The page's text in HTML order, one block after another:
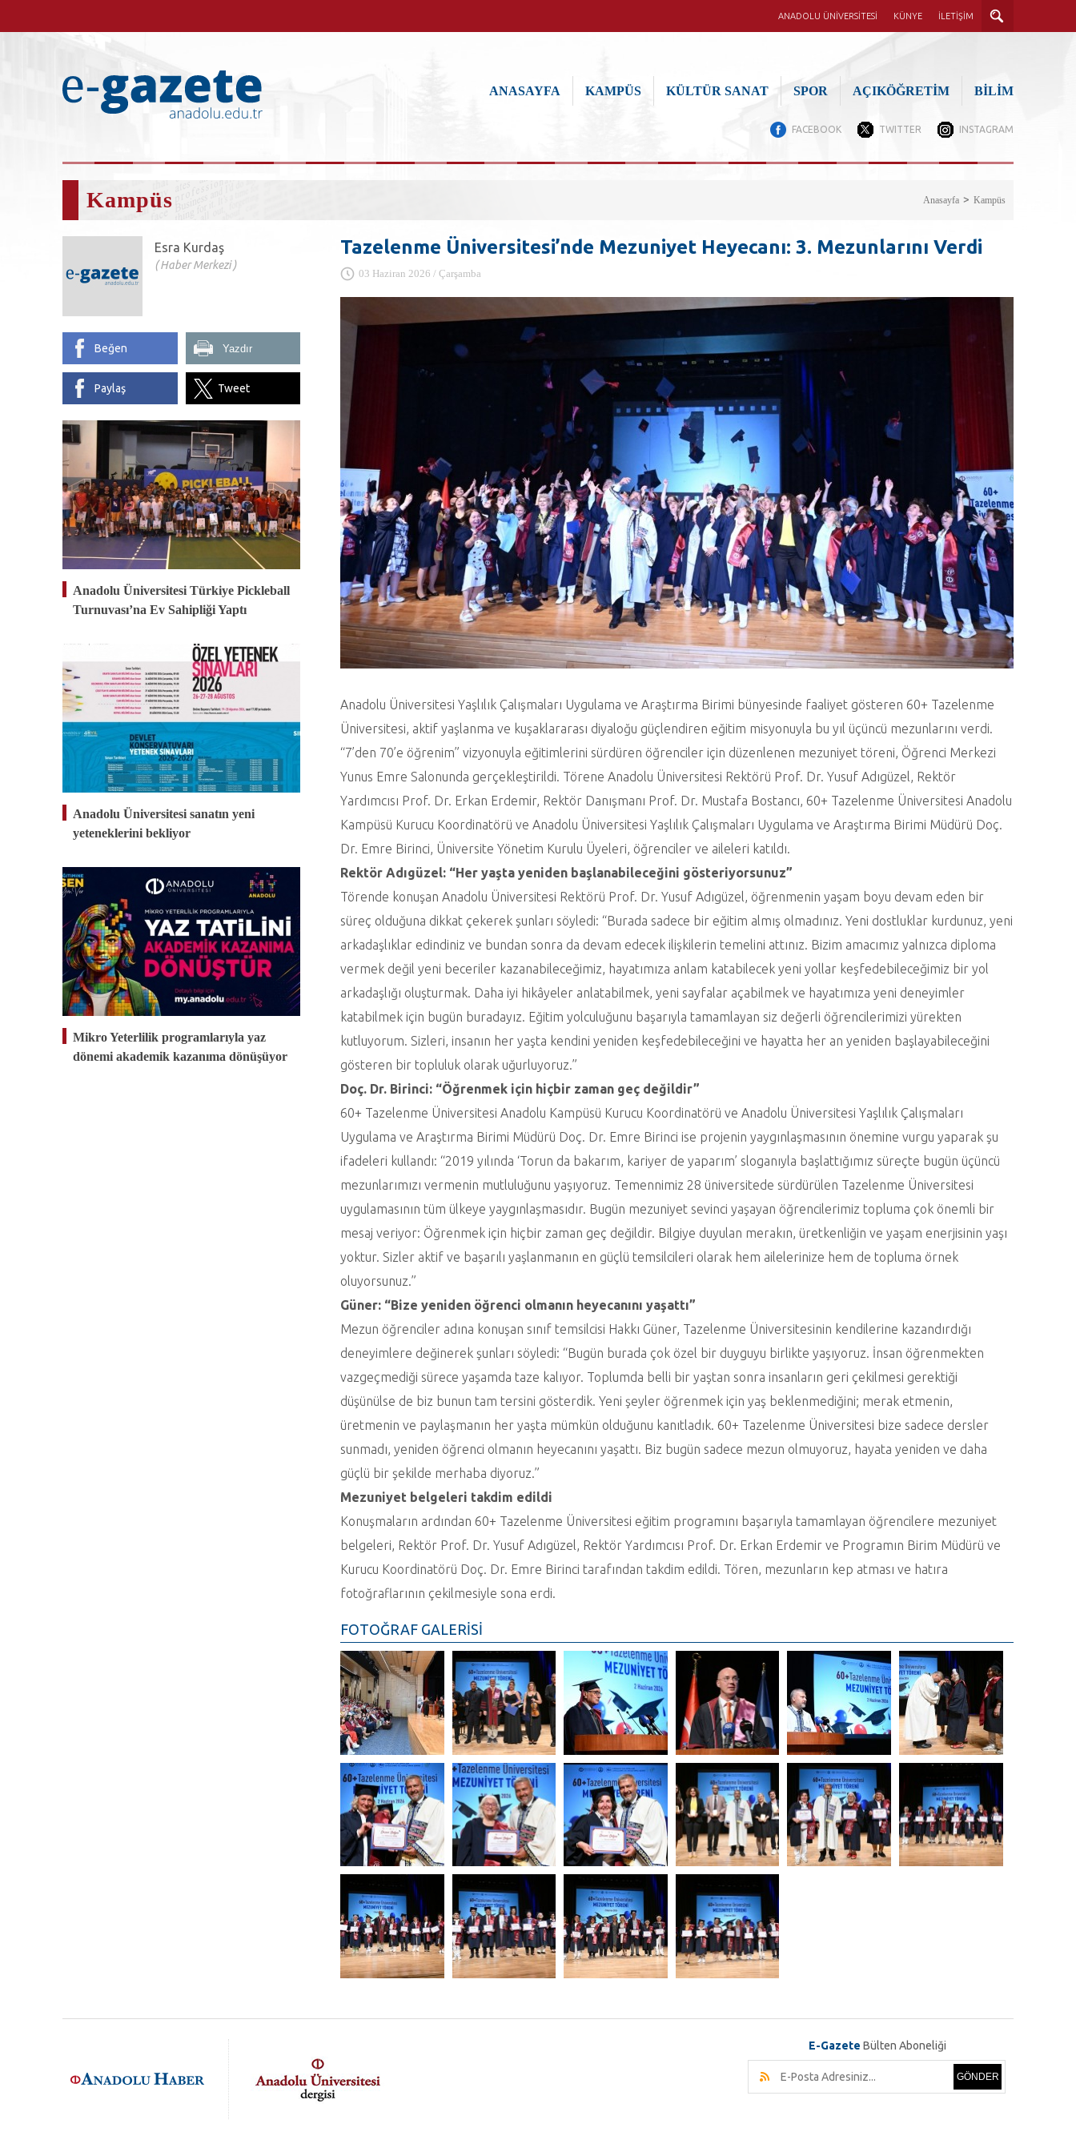
ANADOLU ÜNİVERSİTESİ KÜNYE İLETİŞİM
ANASAYFA KAMPÜS KÜLTÜR SANAT SPOR AÇIKÖĞRETİM BİLİM
FACEBOOK TWITTER INSTAGRAM
Kampüs Anasayfa Kampüs
Tazelenme Üniversitesi’nde Mezuniyet Heyecanı: 3. Mezunlarını Verdi
03 Haziran 2026 / Çarşamba
Anadolu Üniversitesi Yaşlılık Çalışmaları Uygulama ve Araştırma Birimi bünyesinde faaliyet gösteren 60+ Tazelenme
Üniversitesi, aktif yaşlanma ve kuşaklararası diyaloğu güçlendiren eğitim misyonuyla bu yıl üçüncü mezunlarını verdi.
“7’den 70’e öğrenim” vizyonuyla eğitimlerini sürdüren öğrenciler için düzenlenen mezuniyet töreni, Öğrenci Merkezi
Yunus Emre Salonunda gerçekleştirildi. Törene Anadolu Üniversitesi Rektörü Prof. Dr. Yusuf Adıgüzel, Rektör
Yardımcısı Prof. Dr. Erkan Erdemir, Rektör Danışmanı Prof. Dr. Mustafa Bostancı, 60+ Tazelenme Üniversitesi Anadolu
Kampüsü Kurucu Koordinatörü ve Anadolu Üniversitesi Yaşlılık Çalışmaları Uygulama ve Araştırma Birimi Müdürü Doç.
Dr. Emre Birinci, Üniversite Yönetim Kurulu Üyeleri, öğrenciler ve aileleri katıldı.
Rektör Adıgüzel: “Her yaşta yeniden başlanabileceğini gösteriyorsunuz”
Törende konuşan Anadolu Üniversitesi Rektörü Prof. Dr. Yusuf Adıgüzel, öğrenmenin yaşam boyu devam eden bir
süreç olduğuna dikkat çekerek şunları söyledi: “Burada sadece bir eğitim almış olmadınız. Yeni dostluklar kurdunuz, yeni
arkadaşlıklar edindiniz ve bundan sonra da devam edecek ilişkilerin temelini attınız. Bizim amacımız yalnızca diploma
vermek değil yeni beceriler kazanabileceğimiz, hayatımıza anlam katabilecek yeni yollar keşfedebileceğimiz bir yol
arkadaşlığı oluşturmak. Daha iyi hikâyeler anlatabilmek, yeni sayfalar açabilmek ve hayatımıza yeni deneyimler
katabilmek için bugün buradayız. Eğitim yolculuğunu başarıyla tamamlayan siz değerli öğrencilerimizi yürekten
kutluyorum. Sizleri, insanın her yaşta kendini yeniden keşfedebileceğini ve hayatta her an yeniden başlayabileceğini
gösteren bir topluluk olarak uğurluyoruz.”
Doç. Dr. Birinci: “Öğrenmek için hiçbir zaman geç değildir”
60+ Tazelenme Üniversitesi Anadolu Kampüsü Kurucu Koordinatörü ve Anadolu Üniversitesi Yaşlılık Çalışmaları
Uygulama ve Araştırma Birimi Müdürü Doç. Dr. Emre Birinci ise projenin yaygınlaşmasının önemine vurgu yaparak şu
ifadeleri kullandı: “2019 yılında ‘Torun da bakarım, kariyer de yaparım’ sloganıyla başlattığımız süreçte bugün üçüncü
mezunlarımızı vermenin mutluluğunu yaşıyoruz. Temennimiz 28 üniversitede sürdürülen Tazelenme Üniversitesi
uygulamasının tüm ülkeye yaygınlaşmasıdır. Bugün mezuniyet sevinci yaşayan öğrencilerimiz topluma çok önemli bir
mesaj veriyor: Öğrenmek için hiçbir zaman geç değildir. Bilgiye duyulan merakın, üretkenliğin ve yaşam enerjisinin yaşı
yoktur. Sizler aktif ve başarılı yaşlanmanın en güçlü temsilcileri olarak hem ailelerinize hem de topluma örnek
oluyorsunuz.”
Güner: “Bize yeniden öğrenci olmanın heyecanını yaşattı”
Mezun öğrenciler adına konuşan sınıf temsilcisi Hakkı Güner, Tazelenme Üniversitesinin kendilerine kazandırdığı
deneyimlere değinerek şunları söyledi: “Bugün burada çok özel bir duyguyu birlikte yaşıyoruz. İnsan öğrenmekten
vazgeçmediği sürece yaşamda taze kalıyor. Toplumda belli bir yaştan sonra insanların geri çekilmesi gerektiği
düşünülse de biz bunun tam tersini gösterdik. Yeni şeyler öğrenmek için yaş beklenmediğini; merak etmenin,
üretmenin ve paylaşmanın her yaşta mümkün olduğunu kanıtladık. 60+ Tazelenme Üniversitesi bize sadece dersler
sunmadı, yeniden öğrenci olmanın heyecanını yaşattı. Biz bugün sadece mezun olmuyoruz, hayata yeniden ve daha
güçlü bir şekilde merhaba diyoruz.”
Mezuniyet belgeleri takdim edildi
Konuşmaların ardından 60+ Tazelenme Üniversitesi eğitim programını başarıyla tamamlayan öğrencilere mezuniyet
belgeleri, Rektör Prof. Dr. Yusuf Adıgüzel, Rektör Yardımcısı Prof. Dr. Erkan Erdemir ve Programın Birim Müdürü ve
Kurucu Koordinatörü Doç. Dr. Emre Birinci tarafından takdim edildi. Tören, mezunların kep atması ve hatıra
fotoğraflarının çekilmesiyle sona erdi.
FOTOĞRAF GALERİSİ
Esra Kurdaş
Haber Merkezi
Beğen Yazdır
Paylaş Tweet
Anadolu Üniversitesi Türkiye Pickleball
Turnuvası’na Ev Sahipliği Yaptı
Anadolu Üniversitesi sanatın yeni
yeteneklerini bekliyor
Mikro Yeterlilik programlarıyla yaz
dönemi akademik kazanıma dönüşüyor
E-Gazete Bülten Aboneliği
GÖNDER